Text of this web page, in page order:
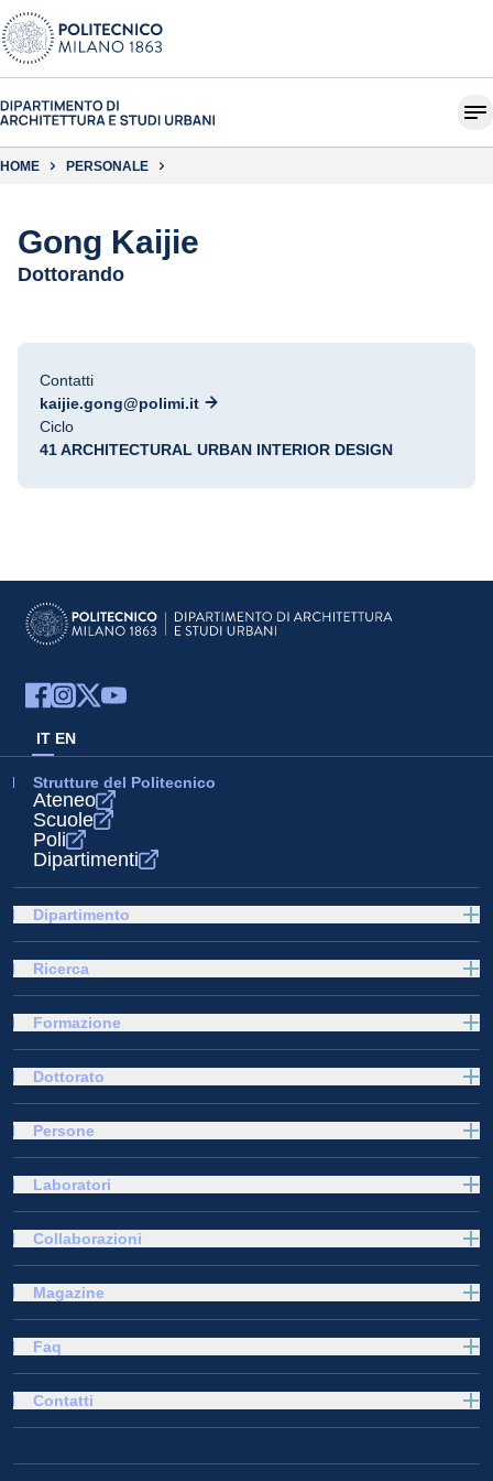
HOME PERSONALE
Gong Kaijie
Dottorando
Contatti
kaijie.gong@polimi.it
Ciclo
41 ARCHITECTURAL URBAN INTERIOR DESIGN
IT EN
Strutture del Politecnico
Ateneo
Scuole
Poli
Dipartimenti
Dipartimento
Ricerca
Formazione
Dottorato
Persone
Laboratori
Collaborazioni
Magazine
Faq
Contatti